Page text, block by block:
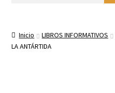
a
c
Inicio LIBROS INFORMATIVOS
LA ANTÁRTIDA